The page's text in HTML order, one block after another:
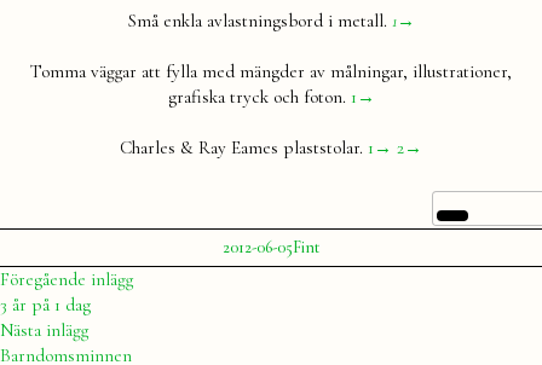
Små enkla avlastningsbord i metall. 1→
Tomma väggar att fylla med mängder av målningar, illustrationer,
grafiska tryck och foton. 1 →
Charles & Ray Eames plaststolar. 1 → 2→
Publicerat
av
Julia
2012-06-05Publicerat
i
Fint
Inläggsnavigering
Föregående inläggFöregående
3 år på 1 dag
Nästa inläggNästa
inlägg:
Barndomsminnen